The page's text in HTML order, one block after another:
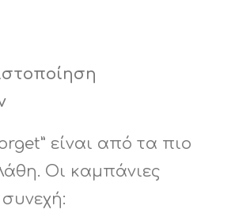
είναι από τα πιο
Οι καμπάνιες
συνεχή: